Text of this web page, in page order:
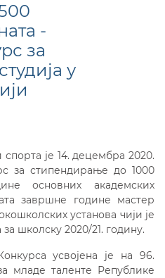
-
за
у
је 14. децембра 2020.
за стипендирање до 1000
основних академских
завршне године мастер
установа чији је
школску 2020/21. годину.
усвојена је на 96.
младе таленте Републике